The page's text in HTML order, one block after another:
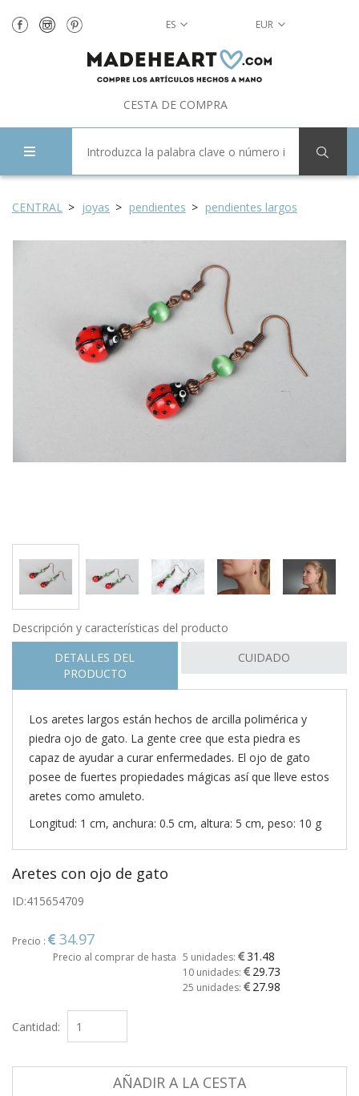
ES EUR
CESTA DE COMPRA
CENTRAL joyas pendientes pendientes largos
Descripción y características del producto
DETALLES DEL
PRODUCTO
CUIDADO
Los aretes largos están hechos de arcilla polimérica y
piedra ojo de gato. La gente cree que esta piedra es
capaz de ayudar a curar enfermedades. El ojo de gato
posee de fuertes propiedades mágicas así que lleve estos
aretes como amuleto.
Longitud: 1 cm, anchura: 0.5 cm, altura: 5 cm, peso: 10 g
Aretes con ojo de gato
ID:415654709
Precio : 34.97
Precio al comprar de hasta 5 unidades: 31.48
10 unidades: 29.73
25 unidades: 27.98
Cantidad:
AÑADIR A LA CESTA